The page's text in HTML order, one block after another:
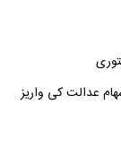
عدالت کی واریز